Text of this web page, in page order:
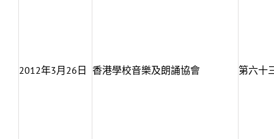
2012年3月26日 香港學校音樂及朗誦協會 第六十